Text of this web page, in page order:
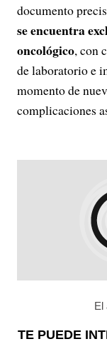
documento
se encuentra
oncológico, con
de laboratorio e
momento de
complicaciones
El
TE PUEDE